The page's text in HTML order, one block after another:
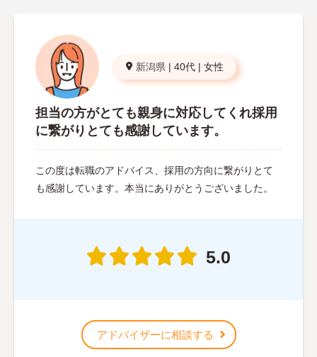
新潟県 | 40代 | 女性
担当の方がとても親身に対応してくれ採用
に繋がりとても感謝しています。
この度は転職のアドバイス、採用の方向に繋がりとて
も感謝しています。本当にありがとうございました。
5.0
アドバイザーに相談する